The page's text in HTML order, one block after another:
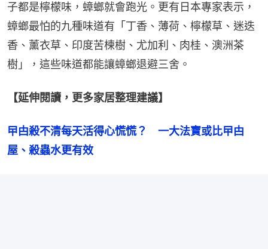
子都是檸檬味，蟑螂就會跑光。更有日本專家表示，
蟑螂最怕的九種味道有「丁香、薄荷、檸檬草、迷迭
香、薰衣草、印度苦楝樹、尤加利、肉桂、澳洲茶
樹」，這些味道都能讓蟑螂退避三舍。
【延伸閱讀，更多家居整理建議】
曱甴殺不清每天活得心慌慌？　一大法寶或比曱甴
屋、殺蟲水更有效